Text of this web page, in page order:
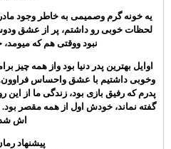
یه خونه گرم وصمیمی به خاطر وجود مادر
لحظات خوبی رو داشتم، پر از عشق
نبود ووقتی هم که
اوایل بهترین پدر دنیا بود واز همه چیز
وخوبی داشتیم با عشق واحساس
پدرم که رفیق بازی بود، زندگی ما از این
گفته نماند، خودش اول از همه مقصر
اش
پیشنهاد